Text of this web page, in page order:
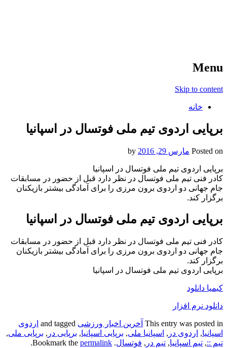
Menu
Skip to content
خانه
برپایی اردوی تیم ملی فوتسال در اسپانیا
Posted on مارس 29, 2016
برپایی اردوی تیم ملی فوتسال در اسپانیا
کادر فنی تیم ملی فوتسال در نظر دارد قبل از حضور در مسابقات
جام جهانی دو اردوی برون مرزی را برای آمادگی بیشتر بازیکنان
برگزار کند.
برپایی اردوی تیم ملی فوتسال در اسپانیا
کادر فنی تیم ملی فوتسال در نظر دارد قبل از حضور در مسابقات
جام جهانی دو اردوی برون مرزی را برای آمادگی بیشتر بازیکنان
برگزار کند.
برپایی اردوی تیم ملی فوتسال در اسپانیا
کیمیا دانلود
دانلود نرم افزار
This entry was posted in آخرین اخبار ورزشی
اردوی
اسپانیا, اردوی در , اسپانیا ملی, برپایی اسپانیا, برپایی در , برپایی ملی,
تیم ::, تیم اسپانیا, تیم در , فوتسال. Bookmark the
permalink
.